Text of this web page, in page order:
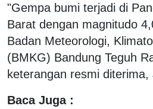
"Gempa bumi terjadi di
Barat dengan magnitudo
Badan Meteorologi,
(BMKG) Bandung Teguh
keterangan resmi
Baca Juga :